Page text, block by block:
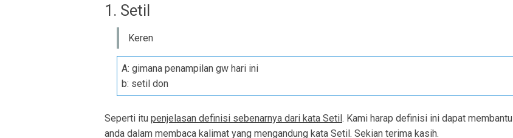
1. Setil
Keren
A: gimana penampilan gw hari ini
b: setil don
Seperti itu penjelasan definisi sebenarnya dari kata Setil. Kami harap definisi ini dapat membantu
anda dalam membaca kalimat yang mengandung kata Setil. Sekian terima kasih.